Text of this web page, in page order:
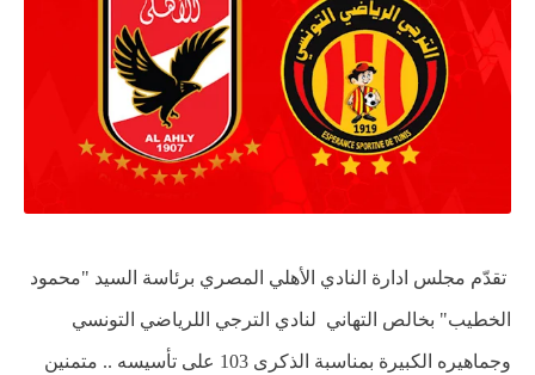
تقدّم مجلس ادارة النادي الأهلي المصري برئاسة السيد "محمود
الخطيب" بخالص التهاني لنادي الترجي اللرياضي التونسي
وجماهيره الكبيرة بمناسبة الذكرى 103 على تأسيسه .. متمنين